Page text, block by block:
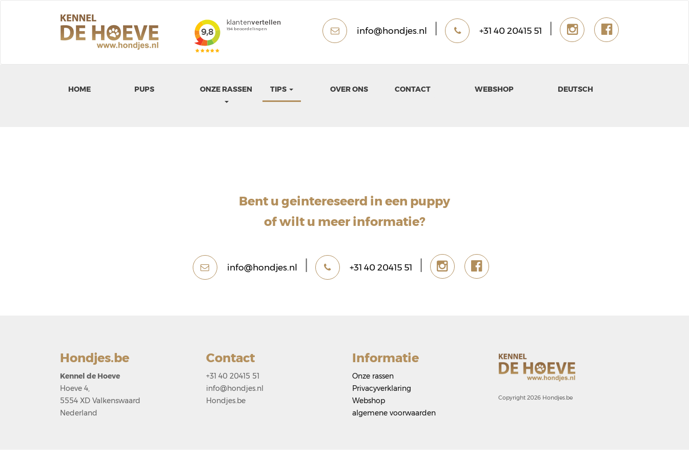
info@hondjes.nl +31 40 20415 51
HOME PUPS ONZE RASSEN TIPS OVER ONS CONTACT WEBSHOP DEUTSCH
Bent u geintereseerd in een puppy
of wilt u meer informatie?
info@hondjes.nl +31 40 20415 51
Hondjes.be
Kennel de Hoeve
Hoeve 4,
5554 XD Valkenswaard
Nederland
Contact
+31 40 20415 51
info@hondjes.nl
Hondjes.be
Informatie
Onze rassen
Privacyverklaring
Webshop
algemene voorwaarden
Copyright 2026 Hondjes.be